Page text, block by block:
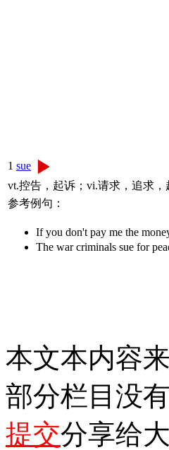
1 sue
vt.控告，起诉；vi.请求，追求，
参考例句：
If you don't pay me the
The war criminals sue for
本文本内容
部分栏目没
提交分享给大